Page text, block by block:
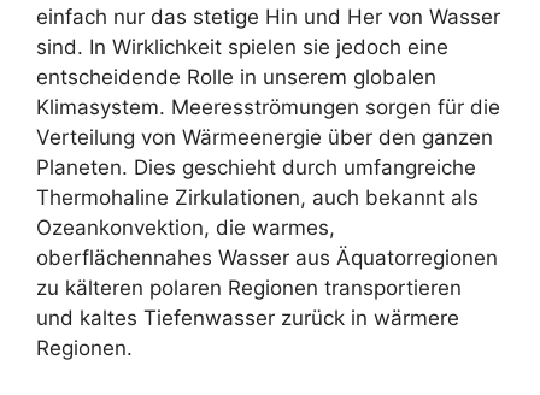
einfach nur das stetige Hin und Her von Wasser
sind. In Wirklichkeit spielen sie jedoch eine
entscheidende Rolle in unserem globalen
Klimasystem. Meeresströmungen sorgen für die
Verteilung von Wärmeenergie über den ganzen
Planeten. Dies geschieht durch umfangreiche
Thermohaline Zirkulationen, auch bekannt als
Ozeankonvektion, die warmes,
oberflächennahes Wasser aus Äquatorregionen
zu kälteren polaren Regionen transportieren
und kaltes Tiefenwasser zurück in wärmere
Regionen.